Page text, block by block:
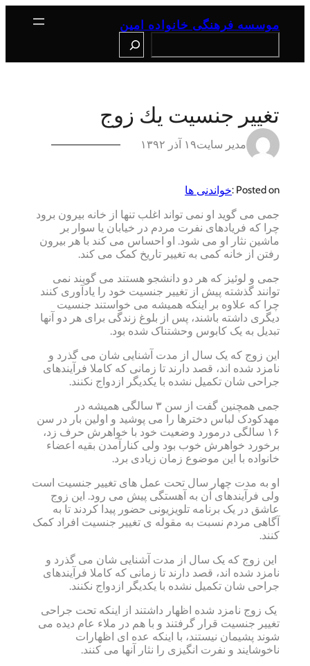
موسسه فرهنگی خانواده امین
تغيير جنسيت يك زوج
مدیر سایت۱۹ آذر ۱۳۹۲
Posted on : خواندنی ها
جمی می گوید او نمی تواند اغلب تنها از خانه بیرون برود
چرا که فریادهای نفرت مردم در خیابان یا سوار بر
ماشین نثار او می شود. او احساس می کند با هر بیرون
رفتن از خانه کمی به تغییر تاریخ کمک می کند.
جمی و لوئیز که هر دو دانشجو هستند می گویند نمی
توانند گذشته پیش از تغییر جنسیت خود را یادآوری کنند
چرا که علاوه بر اینکه همیشه می خواستند جنسیت
دیگری داشته باشند، پس از بلوغ زندگی برای هر دو آنها
تبدیل به یک کابوس وحشتناک شده بود.
این زوج که یک سال از مدت آشنایی شان می گذرد و
نامزد شده اند، قصد دارند تا زمانی که کاملا فرآیندهای
جراحی شان تکمیل نشده با یکدیگر ازدواج نکنند.
جمی همچنین گفت از سن ۳ سالگی همیشه در
مهدکودک لباس دخترها را می پوشید و اولین بار در سن
۱۶ سالگی درمورد وضعیت خود با خواهرش حرف زد،
برخورد خواهرش خوب بود ولی کنارآمدن بقیه اعضاء
خانواده با این موضوع زمان زیادی برد.
او به مدت چهار سال تحت عمل های تغییر جنسیت است
ولی فرآیندهای آن به آهستگی پیش می رود. این زوج
عاشق در یک برنامه تلویزیونی حضور پیدا کردند تا به
آگاهی مردم نسبت به مقوله ی تغییر جنسیت افراد کمک
کنند.
این زوج که یک سال از مدت آشنایی شان می گذرد و
نامزد شده اند، قصد دارند تا زمانی که کاملا فرآیندهای
جراحی شان تکمیل نشده با یکدیگر ازدواج نکنند.
یک زوج نامزد شده اظهار داشتند از اینکه تحت جراحی
تغییر جنسیت قرار گرفتند و با هم در ملاء عام دیده می
شوند پشیمان نیستند، با اینکه عده ای اظهارات
ناخوشایند و نفرت انگیزی را نثار آنها می کنند.